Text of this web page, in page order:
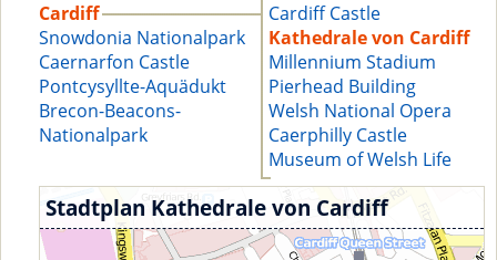
Cardiff
Snowdonia Nationalpark
Caernarfon Castle
Pontcysyllte-Aquädukt
Brecon-Beacons-
Nationalpark
Cardiff Castle
Kathedrale von Cardiff
Millennium Stadium
Pierhead Building
Welsh National Opera
Caerphilly Castle
Museum of Welsh Life
Stadtplan Kathedrale von Cardiff